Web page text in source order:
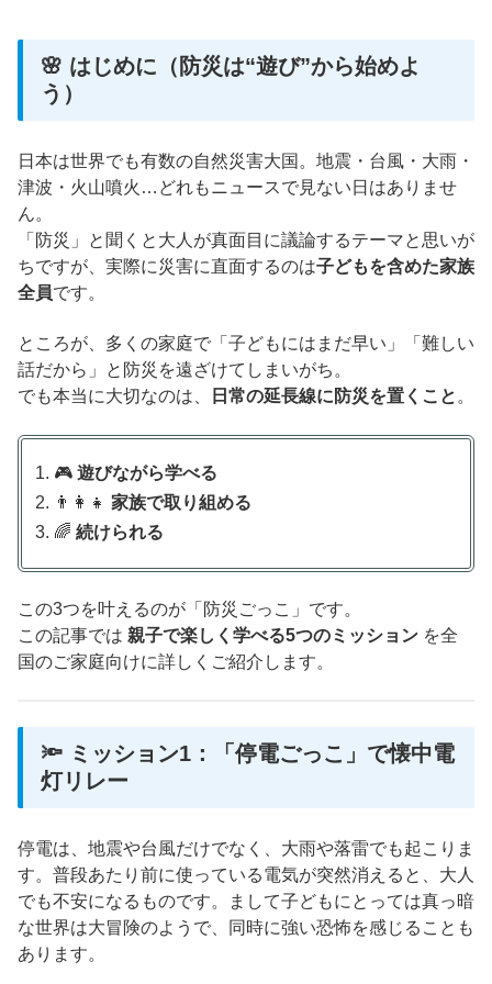
🌸 はじめに（防災は“遊び”から始めよ
う）
日本は世界でも有数の自然災害大国。地震・台風・大雨・
津波・火山噴火…どれもニュースで見ない日はありませ
ん。
「防災」と聞くと大人が真面目に議論するテーマと思いが
ちですが、実際に災害に直面するのは子どもを含めた家族
全員です。
ところが、多くの家庭で「子どもにはまだ早い」「難しい
話だから」と防災を遠ざけてしまいがち。
でも本当に大切なのは、
日常の延長線に防災を置くこと。
🎮遊びながら学べる
👨‍👩‍👧家族で取り組める
🌈続けられる
この3つを叶えるのが「防災ごっこ」です。
この記事では 親子で楽しく学べる5つのミッション を全
国のご家庭向けに詳しくご紹介します。
🔦 ミッション1：「停電ごっこ」で懐中電
灯リレー
停電は、地震や台風だけでなく、大雨や落雷でも起こりま
す。普段あたり前に使っている電気が突然消えると、大人
でも不安になるものです。まして子どもにとっては真っ暗
な世界は大冒険のようで、同時に強い恐怖を感じることも
あります。